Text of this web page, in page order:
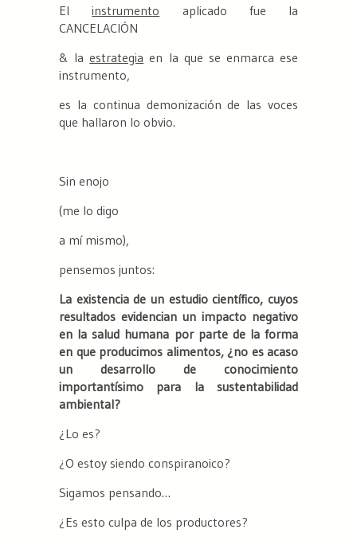
Elinstrumento aplicado fue la
CANCELACIÓN
& laestrategia en la que se enmarca ese
instrumento,
es la continua demonización de las voces
que hallaron lo obvio.
Sin enojo
(me lo digo
a mí mismo),
pensemos juntos:
La existencia de un estudio científico, cuyos
resultados evidencian un impacto negativo
en la salud humana por parte de la forma
en que producimos alimentos, ¿no es acaso
un desarrollo de conocimiento
importantísimo para la sustentabilidad
ambiental?
¿Lo es?
¿O estoy siendo conspiranoico?
Sigamos pensando…
¿Es esto culpa de los productores?